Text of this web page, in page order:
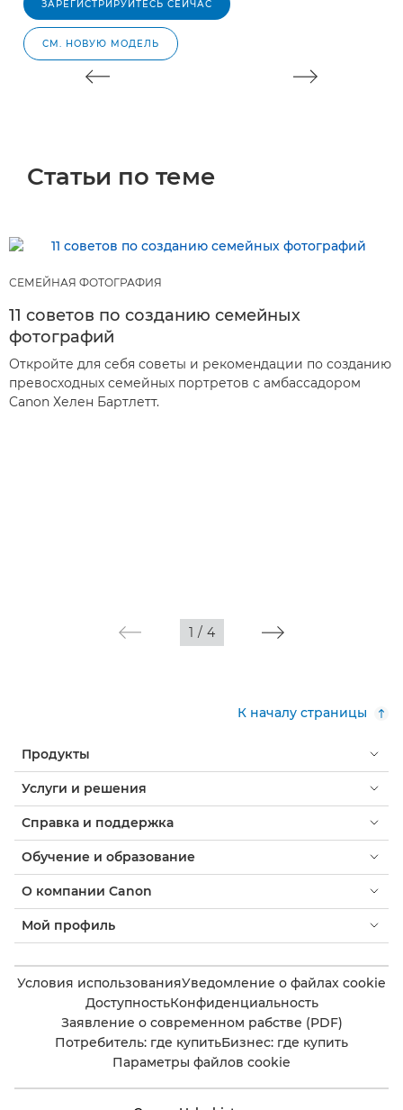
ЗАРЕГИСТРИРУЙТЕСЬ СЕЙЧАС
СМ. НОВУЮ МОДЕЛЬ
Статьи по теме
СЕМЕЙНАЯ ФОТОГРАФИЯ
11 советов по созданию семейных
фотографий
Откройте для себя советы и рекомендации по созданию
превосходных семейных портретов с амбассадором
Canon Хелен Бартлетт.
1 / 4
К началу страницы
Продукты
Услуги и решения
Справка и поддержка
Обучение и образование
О компании Canon
Мой профиль
Условия использованияУведомление о файлах cookie
ДоступностьКонфиденциальность
Заявление о современном рабстве (PDF)
Потребитель: где купитьБизнес: где купить
Параметры файлов cookie